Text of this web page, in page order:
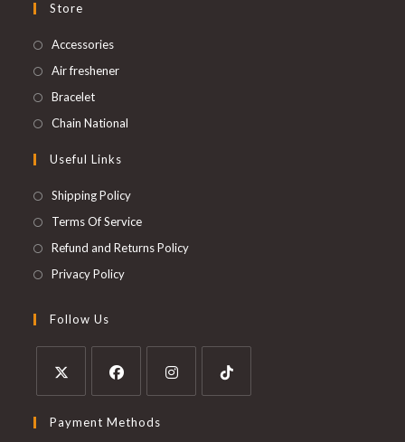
Store
Accessories
Air freshener
Bracelet
Chain National
Useful Links
Shipping Policy
Terms Of Service
Refund and Returns Policy
Privacy Policy
Follow Us
Payment Methods